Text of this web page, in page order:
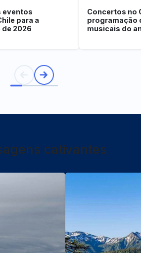
eventos
para a
2026
Concertos no
programação
musicais do
cativantes